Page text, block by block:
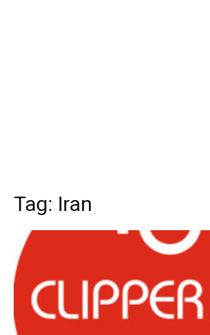
Tag: Iran